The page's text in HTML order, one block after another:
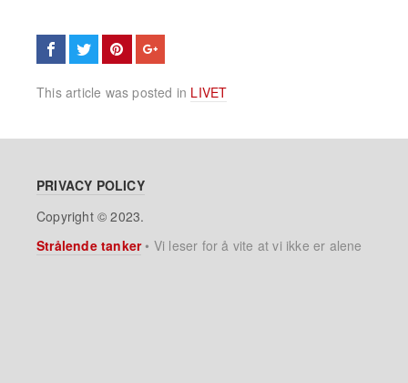
This article was posted in LIVET
PRIVACY POLICY
Copyright © 2023.
Strålende tanker• Vi leser for å vite at vi ikke er alene